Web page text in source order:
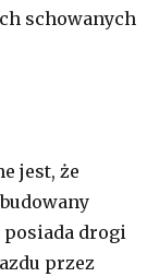
schowanych
jest, że
drogi
przez